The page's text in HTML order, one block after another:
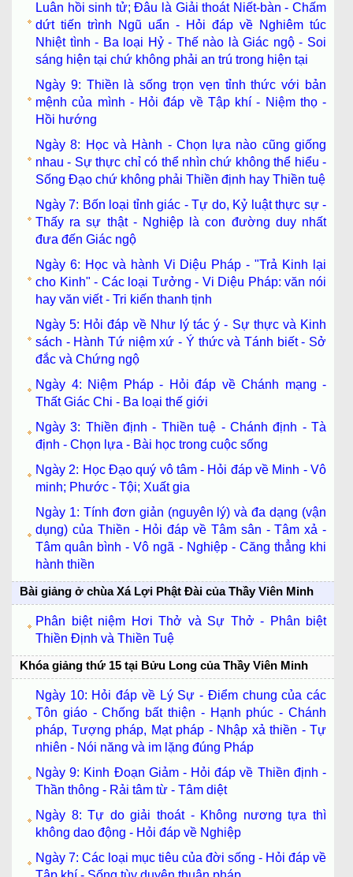
Luân hồi sinh tử; Đâu là Giải thoát Niết-bàn - Chấm
dứt tiến trình Ngũ uẩn - Hỏi đáp về Nghiêm túc
Nhiệt tình - Ba loại Hỷ - Thế nào là Giác ngộ - Soi
sáng hiện tại chứ không phải an trú trong hiện tại
Ngày 9: Thiền là sống trọn vẹn tỉnh thức với bản
mệnh của mình - Hỏi đáp về Tập khí - Niệm thọ -
Hồi hướng
Ngày 8: Học và Hành - Chọn lựa nào cũng giống
nhau - Sự thực chỉ có thể nhìn chứ không thể hiểu -
Sống Đạo chứ không phải Thiền định hay Thiền tuệ
Ngày 7: Bốn loại tỉnh giác - Tự do, Kỷ luật thực sự -
Thấy ra sự thật - Nghiệp là con đường duy nhất
đưa đến Giác ngộ
Ngày 6: Học và hành Vi Diệu Pháp - "Trả Kinh lại
cho Kinh" - Các loại Tưởng - Vi Diệu Pháp: văn nói
hay văn viết - Tri kiến thanh tịnh
Ngày 5: Hỏi đáp về Như lý tác ý - Sự thực và Kinh
sách - Hành Tứ niệm xứ - Ý thức và Tánh biết - Sở
đắc và Chứng ngộ
Ngày 4: Niệm Pháp - Hỏi đáp về Chánh mạng -
Thất Giác Chi - Ba loại thế giới
Ngày 3: Thiền định - Thiền tuệ - Chánh định - Tà
định - Chọn lựa - Bài học trong cuộc sống
Ngày 2: Học Đạo quý vô tâm - Hỏi đáp về Minh - Vô
minh; Phước - Tội; Xuất gia
Ngày 1: Tính đơn giản (nguyên lý) và đa dạng (vận
dụng) của Thiền - Hỏi đáp về Tâm sân - Tâm xả -
Tâm quân bình - Vô ngã - Nghiệp - Căng thẳng khi
hành thiền
Bài giảng ở chùa Xá Lợi Phật Đài của Thầy Viên Minh
Phân biệt niệm Hơi Thở và Sự Thở - Phân biệt
Thiền Định và Thiền Tuệ
Khóa giảng thứ 15 tại Bửu Long của Thầy Viên Minh
Ngày 10: Hỏi đáp về Lý Sự - Điểm chung của các
Tôn giáo - Chống bất thiện - Hạnh phúc - Chánh
pháp, Tượng pháp, Mạt pháp - Nhập xả thiền - Tự
nhiên - Nói năng và im lặng đúng Pháp
Ngày 9: Kinh Đoạn Giảm - Hỏi đáp về Thiền định -
Thần thông - Rải tâm từ - Tâm diệt
Ngày 8: Tự do giải thoát - Không nương tựa thì
không dao động - Hỏi đáp về Nghiệp
Ngày 7: Các loại mục tiêu của đời sống - Hỏi đáp về